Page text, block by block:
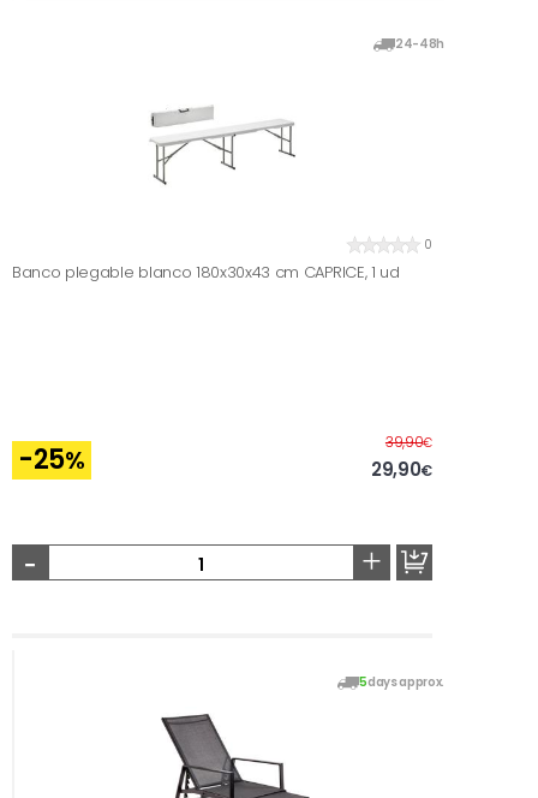
24-48h
0
Banco plegable blanco 180x30x43 cm CAPRICE, 1 ud
-25%
39,90€Before
29,90€
- +
5days approx.